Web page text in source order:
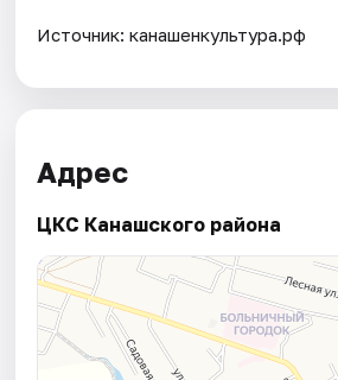
Источник: канашенкультура.рф
Адрес
ЦКС Канашского района